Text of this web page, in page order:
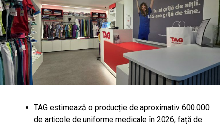
TAG estimează o producție de aproximativ 600.000
de articole de uniforme medicale în 2026, față de